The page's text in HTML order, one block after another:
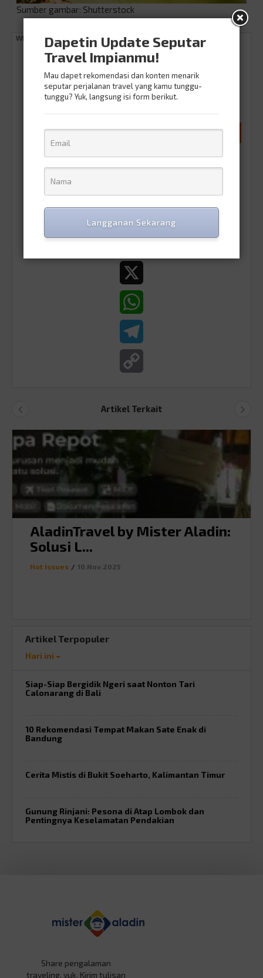
Sumber gambar: Shutterstock
What do you think of this post?
Yealah
Ayo tunjukin reaksi kamu terhadap artikel ini
Artikel Terkait
AladinTravel by Mister Aladin:
Solusi L...
Hot Issues / 10.Nov.2025
Artikel Terpopuler
Hari ini
Siap-Siap Bergidik Ngeri saat Nonton Tari
Calonarang di Bali
10 Rekomendasi Tempat Makan Sate Enak di
Bandung
Cerita Mistis di Bukit Soeharto, Kalimantan Timur
Gunung Rinjani: Pesona di Atap Lombok dan
Pentingnya Keselamatan Pendakian
Share pengalaman
traveling, yuk. Kirim tulisan
Dapetin Update Seputar
Travel Impianmu!
Mau dapet rekomendasi dan konten menarik
seputar perjalanan travel yang kamu tunggu-
tunggu? Yuk, langsung isi form berikut.
Langganan Sekarang